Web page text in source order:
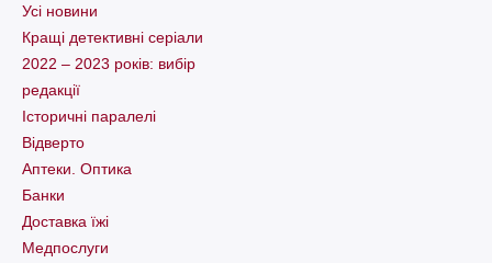
Усі новини
Кращі детективні серіали
2022 – 2023 років: вибір
редакції
Історичні паралелі
Відверто
Аптеки. Оптика
Банки
Доставка їжі
Медпослуги